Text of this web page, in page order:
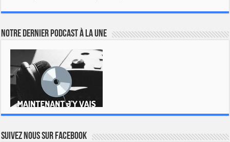
Notre dernier podcast à la une
Suivez nous sur Facebook